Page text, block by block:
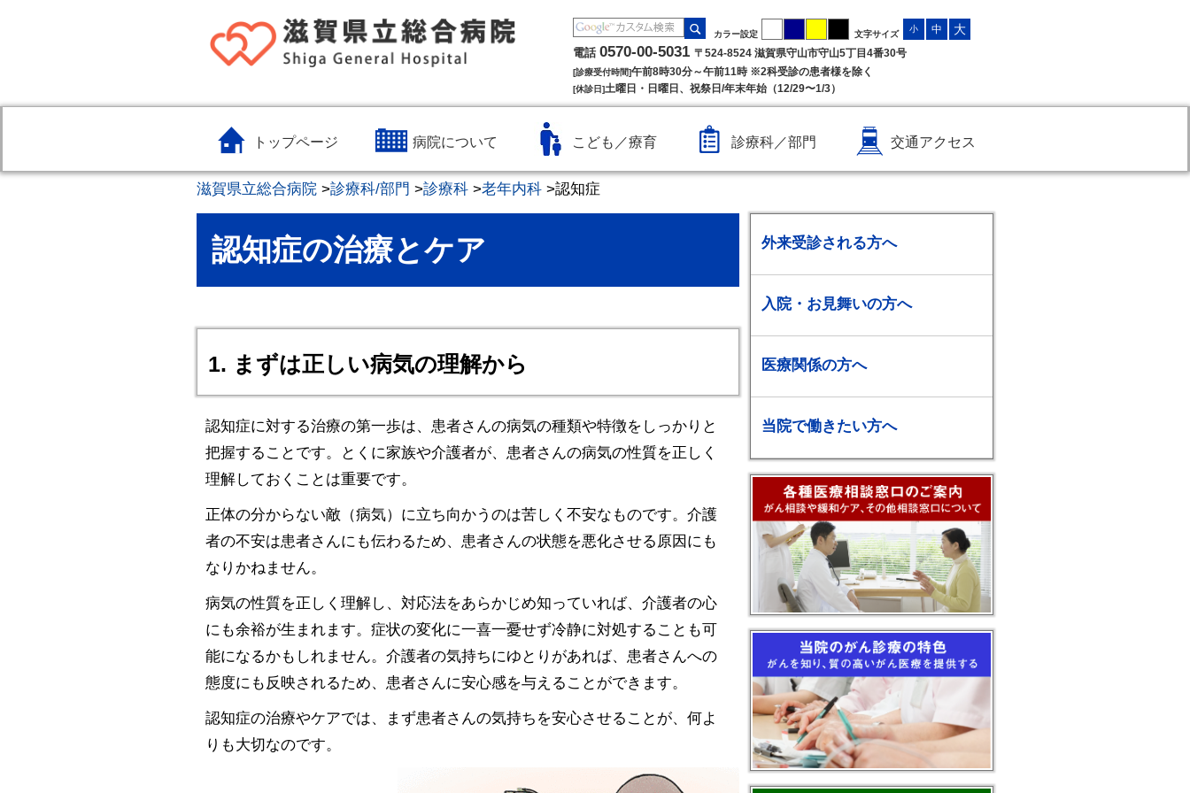
カラー設定 文字サイズ
小 中 大
電話 0570-00-5031 〒524-8524 滋賀県守山市守山5丁目4番30号
[診療受付時間]午前8時30分～午前11時 ※2科受診の患者様を除く
[休診日]土曜日・日曜日、祝祭日/年末年始（12/29〜1/3）
トップページ 病院について こども／療育 診療科／部門 交通アクセス
滋賀県立総合病院 >診療科/部門 >診療科 >老年内科 >認知症
認知症の治療とケア
1. まずは正しい病気の理解から
認知症に対する治療の第一歩は、患者さんの病気の種類や特徴をしっかりと
把握することです。とくに家族や介護者が、患者さんの病気の性質を正しく
理解しておくことは重要です。
正体の分からない敵（病気）に立ち向かうのは苦しく不安なものです。介護
者の不安は患者さんにも伝わるため、患者さんの状態を悪化させる原因にも
なりかねません。
病気の性質を正しく理解し、対応法をあらかじめ知っていれば、介護者の心
にも余裕が生まれます。症状の変化に一喜一憂せず冷静に対処することも可
能になるかもしれません。介護者の気持ちにゆとりがあれば、患者さんへの
態度にも反映されるため、患者さんに安心感を与えることができます。
認知症の治療やケアでは、まず患者さんの気持ちを安心させることが、何よ
りも大切なのです。
外来受診される方へ
入院・お見舞いの方へ
医療関係の方へ
当院で働きたい方へ